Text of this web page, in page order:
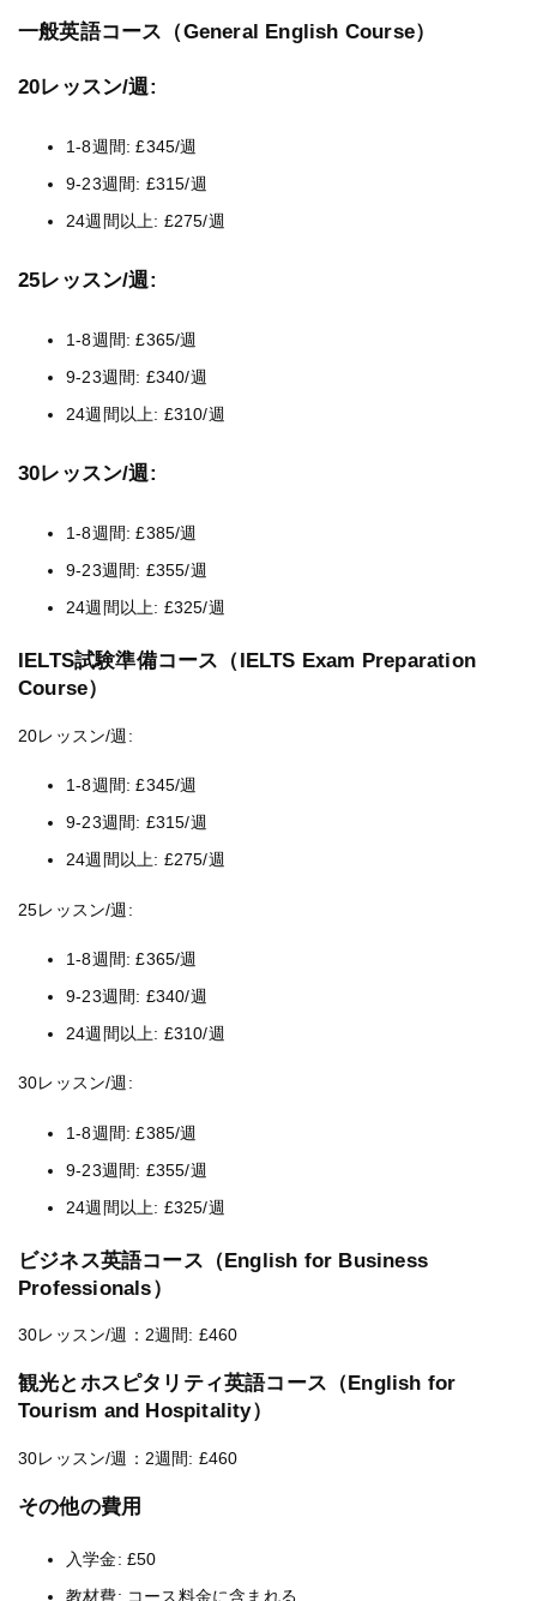
一般英語コース（General English Course）
20レッスン/週:
1-8週間: £345/週
9-23週間: £315/週
24週間以上: £275/週
25レッスン/週:
1-8週間: £365/週
9-23週間: £340/週
24週間以上: £310/週
30レッスン/週:
1-8週間: £385/週
9-23週間: £355/週
24週間以上: £325/週
IELTS試験準備コース（IELTS Exam Preparation
Course）
20レッスン/週:
1-8週間: £345/週
9-23週間: £315/週
24週間以上: £275/週
25レッスン/週:
1-8週間: £365/週
9-23週間: £340/週
24週間以上: £310/週
30レッスン/週:
1-8週間: £385/週
9-23週間: £355/週
24週間以上: £325/週
ビジネス英語コース（English for Business
Professionals）
30レッスン/週：2週間: £460
観光とホスピタリティ英語コース（English for
Tourism and Hospitality）
30レッスン/週：2週間: £460
その他の費用
入学金: £50
教材費: コース料金に含まれる